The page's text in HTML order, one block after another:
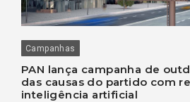
Campanhas
PAN lança campanha de
das causas do partido com
inteligência artificial